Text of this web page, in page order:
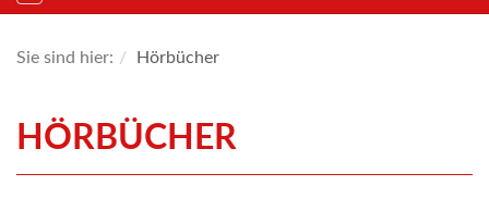
umschalten
Sie sind hier: Hörbücher
HÖRBÜCHER